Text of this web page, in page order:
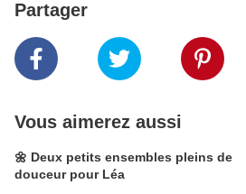
Partager
Vous aimerez aussi
🌼 Deux petits ensembles pleins de
douceur pour Léa